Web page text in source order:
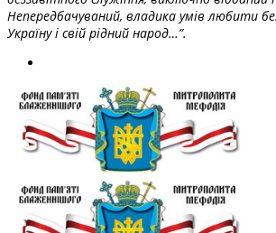
Непередбачуваний, владика умів любити
Україну і свій рідний народ…”.